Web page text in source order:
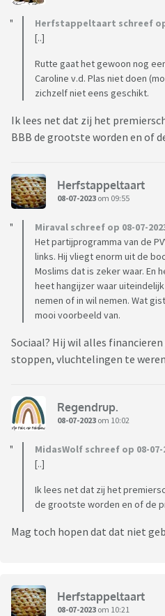
Herfstappeltaart schreef op
[..]
Rutte gaat het gewoon nog
Caroline v.d. Plas niet doen
zichzelf niet eens geschikt.
Ik lees net dat zij het
BBB de grootste worden en of
Herfstappeltaart
08-07-2023 om 09:55
Miraval schreef op 08-07-
Het partijprogramma van de
links. Hij vliegt enorm uit de
Moslims dat is zeker waar. En
heet hangijzer waar
nemen of in wil nemen. Wat
mooi voorbeeld van.
Sociaal? Hij wil alles
stoppen, vluchtelingen te weren
Regendrup.
08-07-2023 om 10:02
MidasWolf schreef op 08-07-
[..]
Ik lees net dat zij het
de grootste worden en of de
Mag toch hopen dat dat niet
Herfstappeltaart
08-07-2023 om 10:21